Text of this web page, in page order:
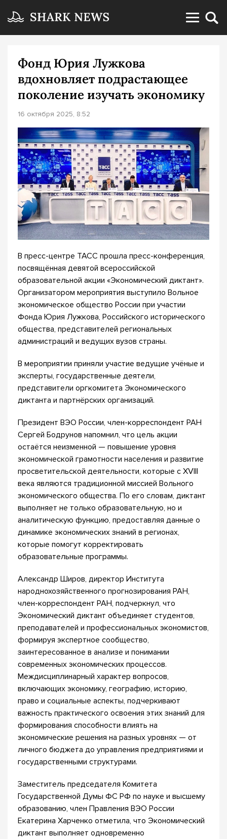
Фонд Юрия Лужкова
вдохновляет подрастающее
поколение изучать экономику
16 октября 2025, 8:52
В пресс-центре ТАСС прошла пресс-конференция,
посвящённая девятой всероссийской
образовательной акции «Экономический диктант».
Организатором мероприятия выступило Вольное
экономическое общество России при участии
Фонда Юрия Лужкова, Российского исторического
общества, представителей региональных
администраций и ведущих вузов страны.
В мероприятии приняли участие ведущие учёные и
эксперты, государственные деятели,
представители оргкомитета Экономического
диктанта и партнёрских организаций.
Президент ВЭО России, член-корреспондент РАН
Сергей Бодрунов напомнил, что цель акции
остаётся неизменной — повышение уровня
экономической грамотности населения и развитие
просветительской деятельности, которые с XVIII
века являются традиционной миссией Вольного
экономического общества. По его словам, диктант
выполняет не только образовательную, но и
аналитическую функцию, предоставляя данные о
динамике экономических знаний в регионах,
которые помогут корректировать
образовательные программы.
Александр Широв, директор Института
народнохозяйственного прогнозирования РАН,
член-корреспондент РАН, подчеркнул, что
Экономический диктант объединяет студентов,
преподавателей и профессиональных экономистов,
формируя экспертное сообщество,
заинтересованное в анализе и понимании
современных экономических процессов.
Междисциплинарный характер вопросов,
включающих экономику, географию, историю,
право и социальные аспекты, подчеркивают
важность практического освоения этих знаний для
формирования способности влиять на
экономические решения на разных уровнях — от
личного бюджета до управления предприятиями и
государственными структурами.
Заместитель председателя Комитета
Государственной Думы ФС РФ по науке и высшему
образованию, член Правления ВЭО России
Екатерина Харченко отметила, что Экономический
диктант выполняет одновременно